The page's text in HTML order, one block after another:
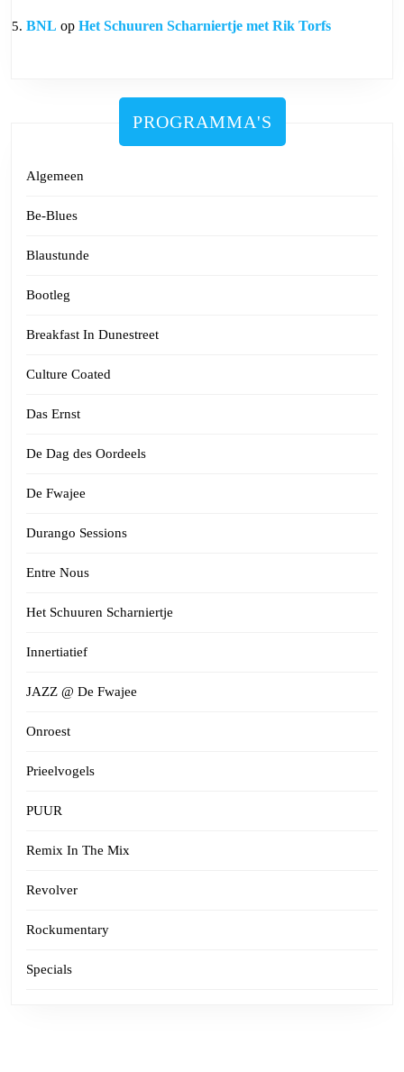
BNL op Het Schuuren Scharniertje met Rik Torfs
PROGRAMMA'S
Algemeen
Be-Blues
Blaustunde
Bootleg
Breakfast In Dunestreet
Culture Coated
Das Ernst
De Dag des Oordeels
De Fwajee
Durango Sessions
Entre Nous
Het Schuuren Scharniertje
Innertiatief
JAZZ @ De Fwajee
Onroest
Prieelvogels
PUUR
Remix In The Mix
Revolver
Rockumentary
Specials